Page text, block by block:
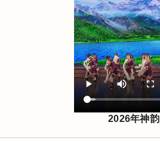
2026年神韵